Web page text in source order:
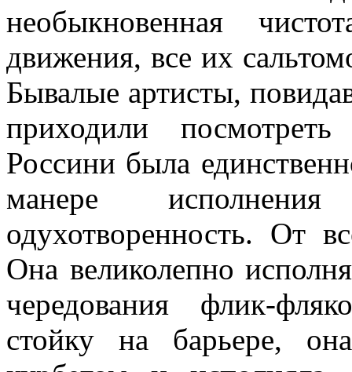
необыкновенная
движения, все их
Бывалые артисты,
приходили
Россини была
манере
одухотворенность. От
Она великолепно
чередования флик-
стойку на барьере,